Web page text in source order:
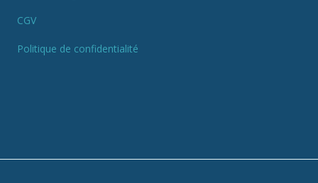
CGV
Politique de confidentialité